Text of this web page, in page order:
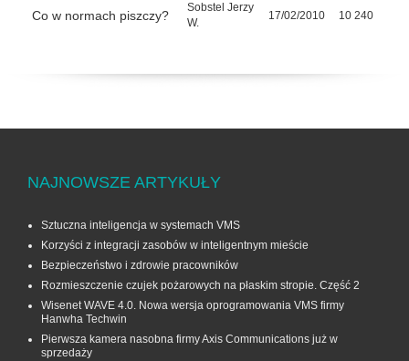
Co w normach piszczy?
Sobstel Jerzy
W.
17/02/2010 10 240
NAJNOWSZE ARTYKUŁY
Sztuczna inteligencja w systemach VMS
Korzyści z integracji zasobów w inteligentnym mieście
Bezpieczeństwo i zdrowie pracowników
Rozmieszczenie czujek pożarowych na płaskim stropie. Część 2
Wisenet WAVE 4.0. Nowa wersja oprogramowania VMS firmy
Hanwha Techwin
Pierwsza kamera nasobna firmy Axis Communications już w
sprzedaży